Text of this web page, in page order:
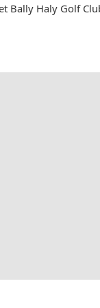
Bally Haly Golf